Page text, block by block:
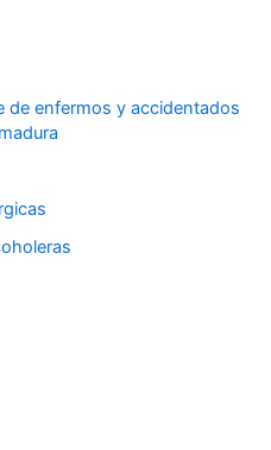
de enfermos y accidentados